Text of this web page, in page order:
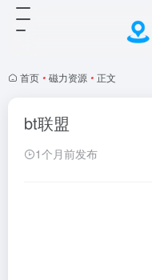
首页 • 磁力资源 • 正文
bt联盟
1个月前发布